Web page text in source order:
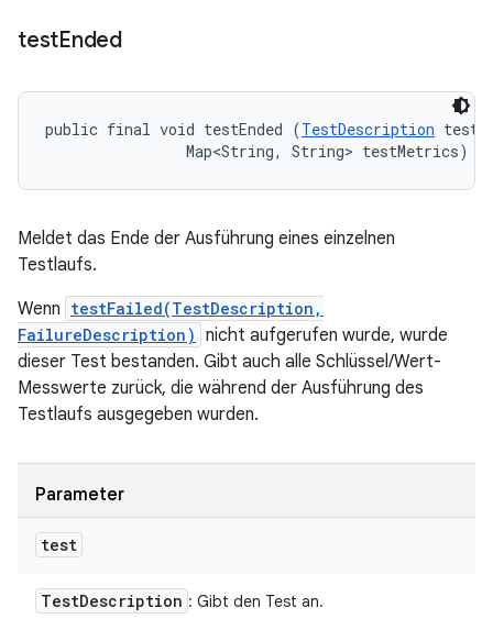
testEnded
public final void testEnded (TestDescription
                Map<String, String> testMetrics)
Meldet das Ende der Ausführung eines einzelnen
Testlaufs.
Wenn testFailed(TestDescription,
FailureDescription) nicht aufgerufen wurde, wurde
dieser Test bestanden. Gibt auch alle Schlüssel/Wert-
Messwerte zurück, die während der Ausführung des
Testlaufs ausgegeben wurden.
Parameter
test
TestDescription : Gibt den Test an.